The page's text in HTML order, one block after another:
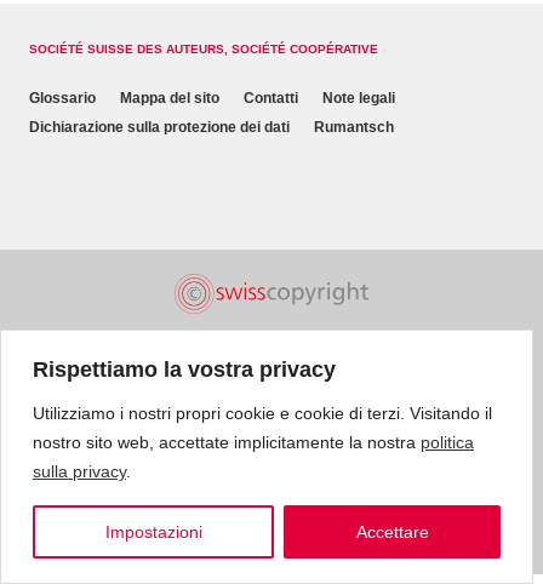
Rispettiamo la vostra privacy
Utilizziamo i nostri propri cookie e cookie di terzi. Visitando il
nostro sito web, accettate implicitamente la nostra politica
sulla privacy.
Impostazioni Accettare
SOCIÉTÉ SUISSE DES AUTEURS, SOCIÉTÉ COOPÉRATIVE
Glossario Mappa del sito Contatti
Note legali
Dichiarazione sulla protezione dei dati
Rumantsch